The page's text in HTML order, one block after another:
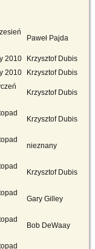
Paweł Pajda
2010
Krzysztof Dubis
2010 Krzysztof Dubis
Krzysztof Dubis
Krzysztof Dubis
nieznany
Krzysztof Dubis
Gary Gilley
Bob DeWaay